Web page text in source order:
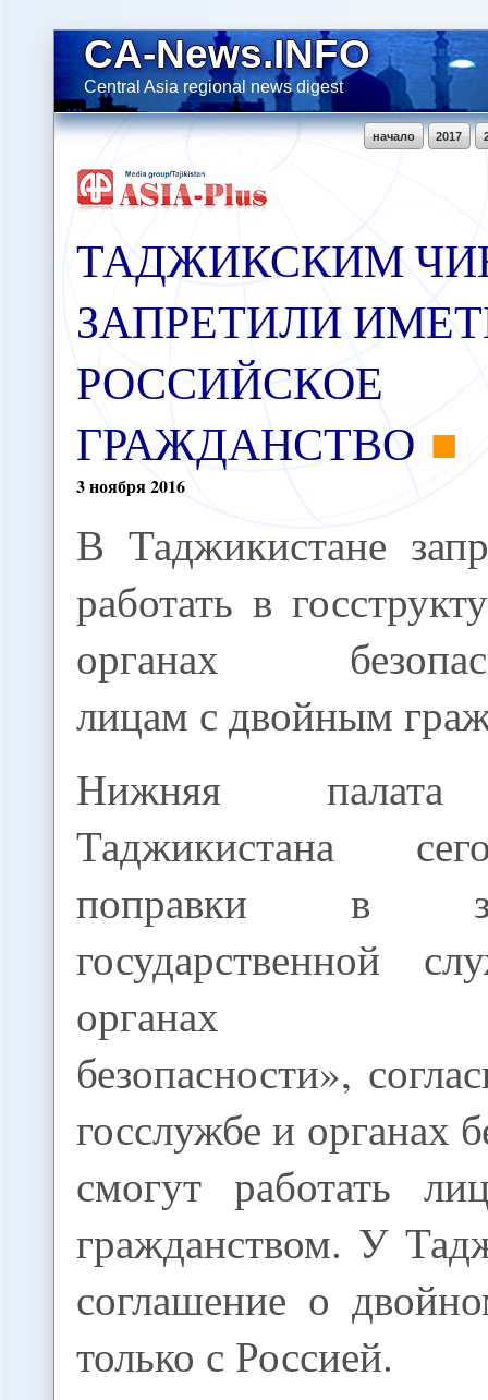
CA-News.INFO
Central Asia regional news digest
2017
начало
ТАДЖИКСКИМ
ЗАПРЕТИЛИ
РОССИЙСКОЕ
ГРАЖДАНСТВО
3ноября2016
В Таджикистане
работать в
органах
лицам с двойным
Нижняя палата
Таджикистана
поправки в
государственной
органах
безопасности»,
госслужбе и органах
смогут работать
гражданством. У
соглашение о
только с Россией.